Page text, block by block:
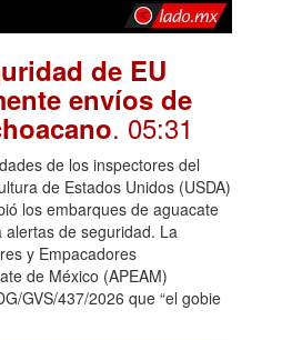
de EU
envíos de
. 05:31
de los inspectores del
de Estados Unidos (USDA)
los embarques de aguacate
de seguridad. La
y Empacadores
de México (APEAM)
GVS/437/2026 que “el gobie